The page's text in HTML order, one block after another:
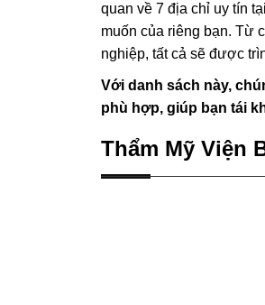
quan về 7 địa chỉ uy tín
muốn của riêng bạn. Từ
nghiệp, tất cả sẽ được
Với danh sách này,
phù hợp, giúp bạn tái
Thẩm Mỹ Viện